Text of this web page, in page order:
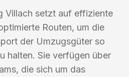
Villach setzt auf effiziente
Routen, um die
der Umzugsgüter so
halten. Sie verfügen über
die sich um das